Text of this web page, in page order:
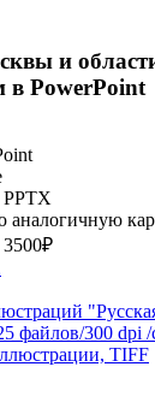
и
в PowerPoint
PPTX
аналогичную
3500₽